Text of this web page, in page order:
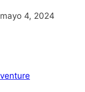
mayo 4, 2024